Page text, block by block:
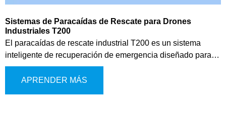
Sistemas de Paracaídas de Rescate para Drones
Industriales T200
El paracaídas de rescate industrial T200 es un sistema
inteligente de recuperación de emergencia diseñado para
UAV que pesan entre 25 kg y 150 kg. Cuenta con un sensor
de alta precisión integrado para monitorear continuamente
APRENDER MÁS